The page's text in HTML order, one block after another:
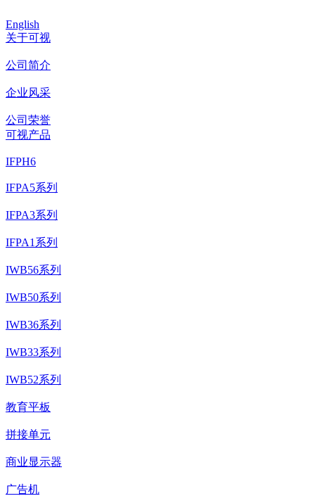
English
关于可视
公司简介
企业风采
公司荣誉
可视产品
IFPH6
IFPA5系列
IFPA3系列
IFPA1系列
IWB56系列
IWB50系列
IWB36系列
IWB33系列
IWB52系列
教育平板
拼接单元
商业显示器
广告机